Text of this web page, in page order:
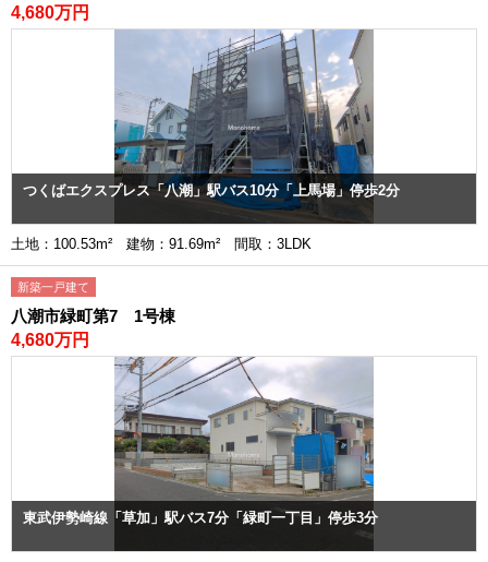
4,680万円
つくばエクスプレス「八潮」駅バス10分「上馬場」停歩2分
土地：100.53m² 建物：91.69m² 間取：3LDK
新築一戸建て
八潮市緑町第7 1号棟
4,680万円
東武伊勢崎線「草加」駅バス7分「緑町一丁目」停歩3分